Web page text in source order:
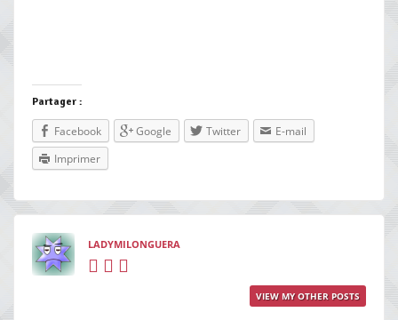
Partager :
Facebook Google Twitter
E-mail
Imprimer
LADYMILONGUERA
VIEW MY OTHER POSTS